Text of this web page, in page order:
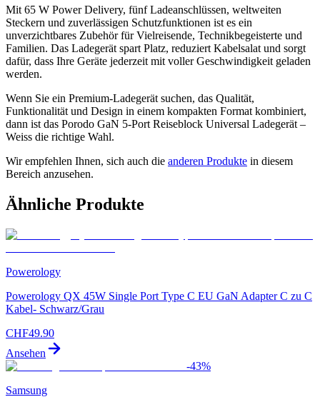
Mit 65 W Power Delivery, fünf Ladeanschlüssen, weltweiten
Steckern und zuverlässigen Schutzfunktionen ist es ein
unverzichtbares Zubehör für Vielreisende, Technikbegeisterte und
Familien. Das Ladegerät spart Platz, reduziert Kabelsalat und sorgt
dafür, dass Ihre Geräte jederzeit mit voller Geschwindigkeit geladen
werden.
Wenn Sie ein Premium-Ladegerät suchen, das Qualität,
Funktionalität und Design in einem kompakten Format kombiniert,
dann ist das Porodo GaN 5-Port Reiseblock Universal Ladegerät –
Weiss die richtige Wahl.
Wir empfehlen Ihnen, sich auch die anderen Produkte in diesem
Bereich anzusehen.
Ähnliche Produkte
Powerology
Powerology QX 45W Single Port Type C EU GaN Adapter C zu C
Kabel- Schwarz/Grau
CHF49.90
Ansehen
-43%
Samsung